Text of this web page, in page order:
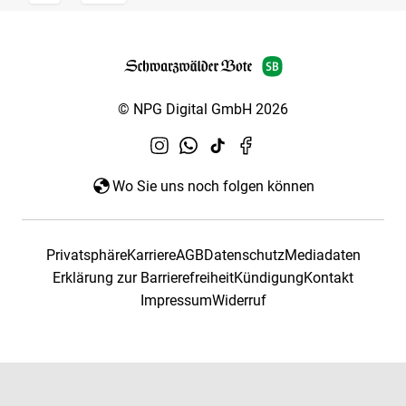
© NPG Digital GmbH 2026
Wo Sie uns noch folgen können
PrivatsphäreKarriereAGBDatenschutzMediadaten
Erklärung zur BarrierefreiheitKündigungKontakt
ImpressumWiderruf